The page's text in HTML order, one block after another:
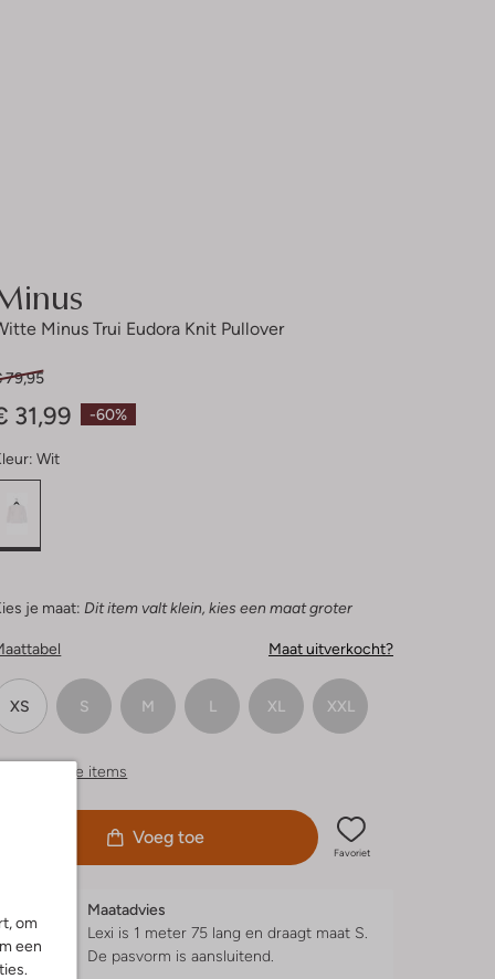
om
een
Minus Trui Eudora Knit Pullover
-60%
79,95
31,99
Wit
je maat: Dit item valt klein, kies een maat groter
Maat uitverkocht?
XS S M L XL XXL
items
Voeg toe
Favoriet
Maatadvies
Lexi is 1 meter 75 lang en draagt maat S.
De pasvorm isaansluitend.